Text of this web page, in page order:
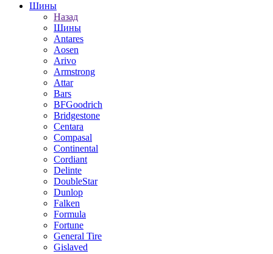
Шины
Назад
Шины
Antares
Aosen
Arivo
Armstrong
Attar
Bars
BFGoodrich
Bridgestone
Centara
Compasal
Continental
Cordiant
Delinte
DoubleStar
Dunlop
Falken
Formula
Fortune
General Tire
Gislaved